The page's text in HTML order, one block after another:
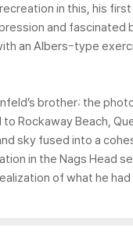
in this, his
and fascinated
an Albers-type
brother; the
Rockaway Beach,
sky fused into a
in the Nags Head
of what he